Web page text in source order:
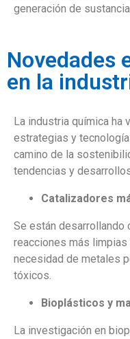
generación de
Novedades
en la
La industria química ha
estrategias y
camino de la
tendencias y
Catalizadores
Se están desarrollando
reacciones más
necesidad de metales
tóxicos.
Bioplásticos y
La investigación en